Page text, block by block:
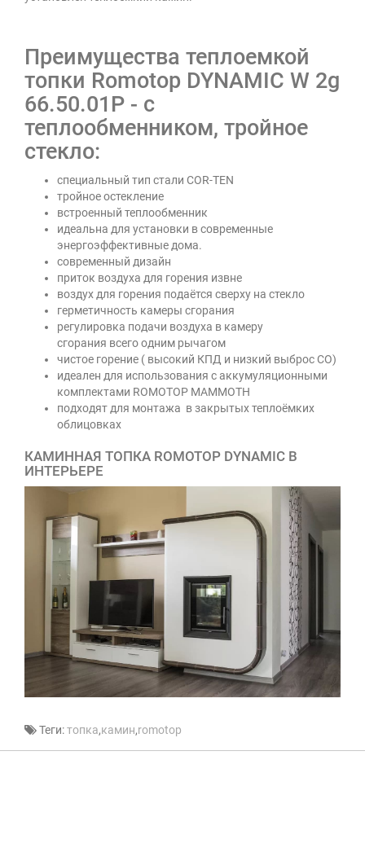
Преимущества теплоемкой
топки Romotop DYNAMIC W 2g
66.50.01P - с
теплообменником, тройное
стекло:
специальный тип стали COR-TEN
тройное остекление
встроенный теплообменник
идеальна для установки в современные
энергоэффективные дома.
современный дизайн
приток воздуха для горения извне
воздух для горения подаётся сверху на стекло
герметичность камеры сгорания
регулировка подачи воздуха в камеру
сгорания всего одним рычагом
чистое горение ( высокий КПД и низкий выброс СО)
идеален для использования с аккумуляционными
комплектами ROMOTOP MAMMOTH
подходят для монтажа в закрытых теплоёмких
облицовках
КАМИННАЯ ТОПКА ROMOTOP DYNAMIC В
ИНТЕРЬЕРЕ
Теги:топка,камин,romotop